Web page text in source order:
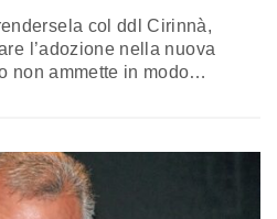
col ddl Cirinnà,
l’adozione nella nuova
non ammette in modo
ddl dovesse passare,
affitto?…